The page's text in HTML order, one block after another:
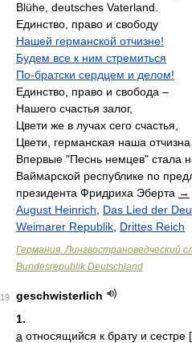
Blühe, deutsches Vaterland.
Единство, право и свободу
Нашей германской отчизне!
Будем все к ним стремиться
По-братски сердцем и делом!
Единство, право и свобода –
Нашего счастья залог,
Цвети же в лучах сего счастья,
Цвети, германская наша отчизна.
Впервые "Песнь немцев" стала
Ваймарской республике по
президента Фридриха Эберта →
August Heinrich
Das Lied der
Weimarer Republik Drittes Reich
Германия. Лингвострановедческий
Bundesrepublik Deutschland
19
geschwisterlich
1.
a относящийся к брату и сестре